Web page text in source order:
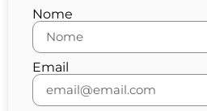
Nome
Email